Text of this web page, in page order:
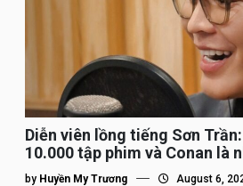
Diễn viên lồng tiếng Sơn
10.000 tập phim và Conan là
nhất”
by Huyền My Trương August 6,